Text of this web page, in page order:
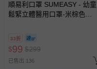
順易利口罩 SUMEASY - 幼童
鬆緊立體醫用口罩-米棕色
33折
$99 $299
已售出 136